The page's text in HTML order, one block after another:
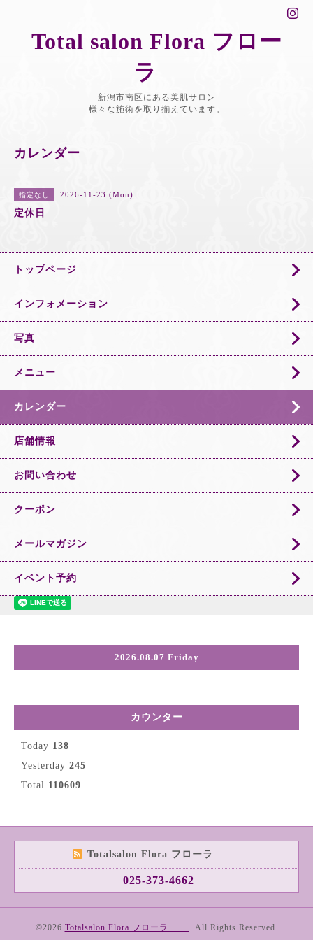
Total salon Flora フロー
ラ
新潟市南区にある美肌サロン
様々な施術を取り揃えています。
カレンダー
指定なし 2026-11-23 (Mon)
定休日
トップページ
インフォメーション
写真
メニュー
カレンダー
店舗情報
お問い合わせ
クーポン
メールマガジン
イベント予約
2026.08.07 Friday
カウンター
Today 138
Yesterday 245
Total 110609
Totalsalon Flora フローラ
025-373-4662
©2026 Totalsalon Flora フローラ . All Rights Reserved.